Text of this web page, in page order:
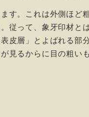
す。これは外側ほど
従って、象牙印材と
皮層」とよばれる部
見るからに目の粗い